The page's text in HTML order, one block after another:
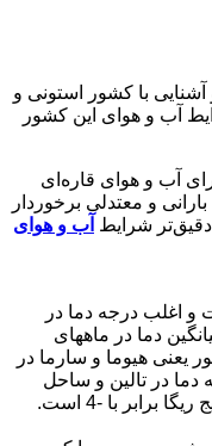
با کشور استونی و
آب و هوای این کشور
آب و هوای قاره‌ای
و معتدلی برخوردار
شرایط آب و هوای
اغلب درجه دما در
دما در ماههای
یعنی هیوما و سارما در
دما در تالین و ساحل